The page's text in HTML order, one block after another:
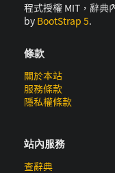
程式授權 MIT，辭典
by BootStrap 5.
條款
關於本站
服務條款
隱私權條款
站內服務
查辭典